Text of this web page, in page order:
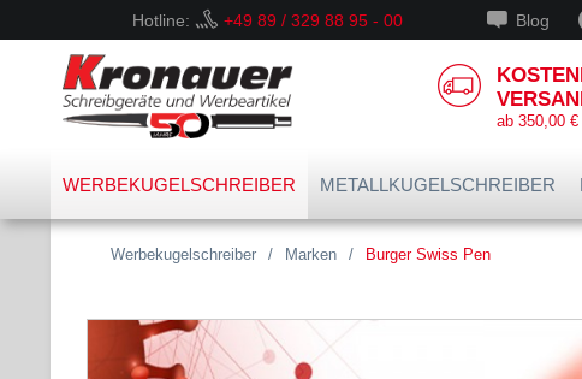
Hotline: +49 89 / 329 88 95 - 00 Blog
ab 350,00 €
WERBEKUGELSCHREIBER METALLKUGELSCHREIBER
Werbekugelschreiber / Marken / Burger Swiss Pen